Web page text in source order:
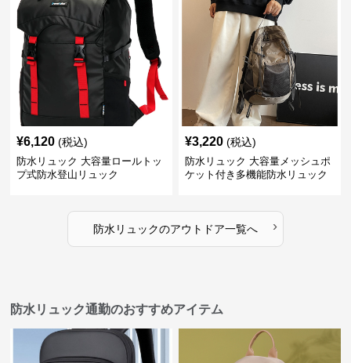
¥6,120 (税込)
防水リュック 大容量ロールトッ
プ式防水登山リュック
¥3,220 (税込)
防水リュック 大容量メッシュポ
ケット付き多機能防水リュック
防水リュックのアウトドア一覧へ ›
防水リュック通勤のおすすめアイテム